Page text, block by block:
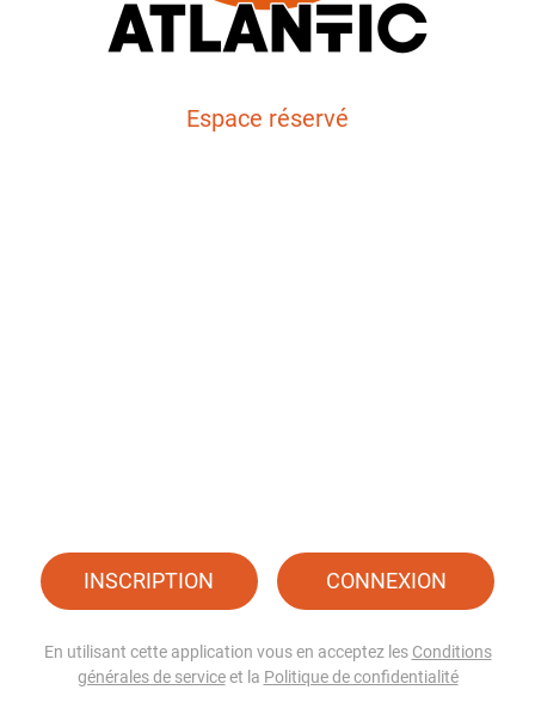
Espace réservé
INSCRIPTION CONNEXION
En utilisant cette application vous en acceptez les Conditions
générales de serviceet la Politique de confidentialité